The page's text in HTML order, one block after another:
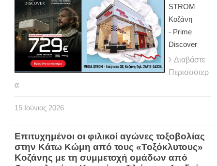
STROM
Κοζάνη
- Prime
Discover
Διαβάστε
Περισσότερ
α
15 Ιούνιος 2026
Επιτυχημένοι οι φιλικοί αγώνες τοξοβολίας
στην Κάτω Κώμη από τους «Τοξόκλυτους»
Κοζάνης με τη συμμετοχή ομάδων από